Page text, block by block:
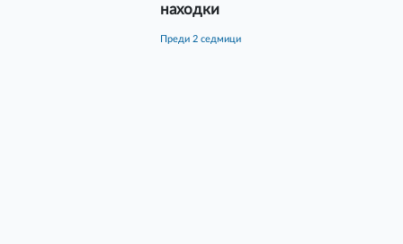
находки
преди 2 седмици